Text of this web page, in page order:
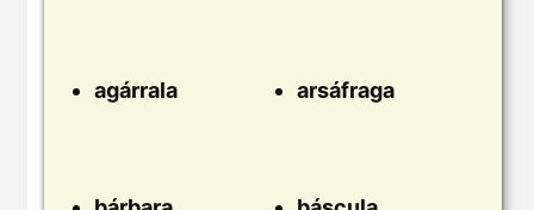
agárrala arsáfraga